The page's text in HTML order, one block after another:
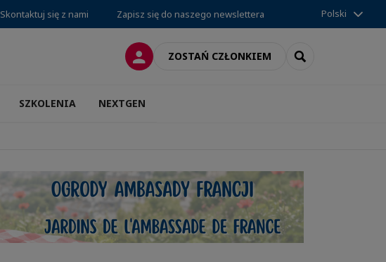
Skontaktuj się z nami Zapisz się do naszego newslettera Polski
LOGOWANIEZOSTAŃ CZŁONKIEM SEARCH
SZKOLENIA NEXTGEN